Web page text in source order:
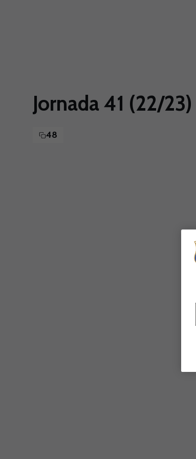
Jornada 41 (22/23)
48